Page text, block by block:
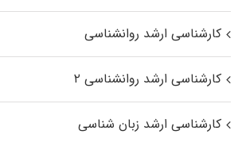
کارشناسی ارشد روانشناسی
کارشناسی ارشد روانشناسی ۲
کارشناسی ارشد زبان شناسی